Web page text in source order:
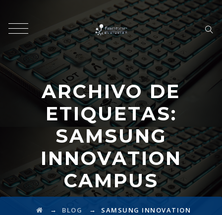
ARCHIVO DE
ETIQUETAS:
SAMSUNG
INNOVATION
CAMPUS
→ BLOG → SAMSUNG INNOVATION